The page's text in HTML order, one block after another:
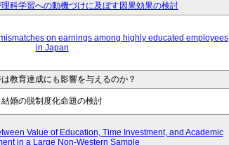
科学習への動機づけに及ぼす因果効果の検討
on earnings among highly educated employees
in Japan
は教育達成にも影響を与えるのか？
結婚の脱制度化命題の検討
Value of Education, Time Investment, and Academic
in a Large Non-Western Sample